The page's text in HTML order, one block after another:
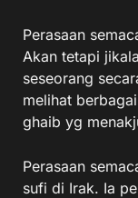
Perasaan
Akan tetapi
seseorang
melihat
ghaib yg
Perasaan
sufi di Irak. Ia